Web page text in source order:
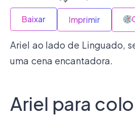
Baixar Imprimir
Ariel ao lado de Linguado,
uma cena encantadora.
Ariel para